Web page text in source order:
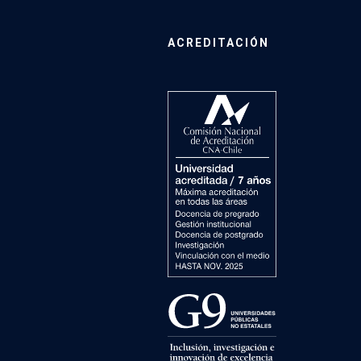
ACREDITACIÓN